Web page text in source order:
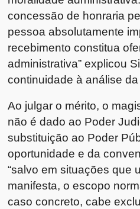
concessão de honraria
pessoa absolutamente
recebimento constitua
administrativa” explicou
continuidade à análise
Ao julgar o mérito, o
não é dado ao Poder
substituição ao Poder
oportunidade e da
“salvo em situações que
manifesta, o escopo
caso concreto, cabe